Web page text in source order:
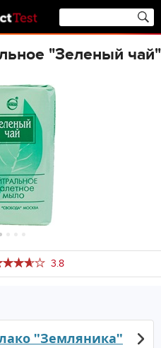
"Зеленый
3.8
"Земляника"